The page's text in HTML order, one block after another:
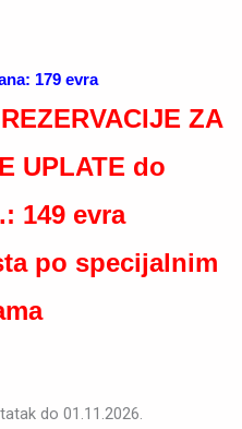
179 evra
ZA
UPLATE do
149 evra
po specijalnim
do 01.11.2026.